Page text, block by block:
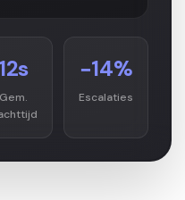
12s
Gem.
−14%
Escalaties